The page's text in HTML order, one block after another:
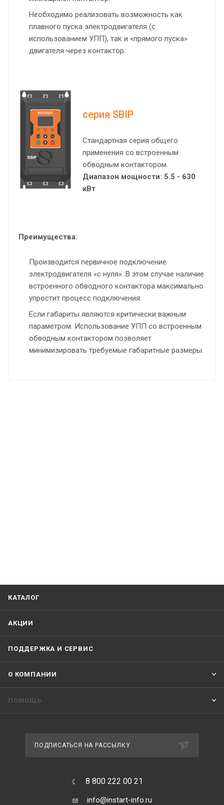
Необходимо реализовать возможность как
плавного пуска электродвигателя (с
использованием УПП), так и «прямого пуска»
двигателя через контактор.
серия SBIP
Стандартная серия общего
применения со встроенным
обводным контактором.
Диапазон мощности: 5.5 - 630
кВт
Преимущества:
Производится первичное подключение
электродвигателя «с нуля». В этом случае наличие
встроенного обводного контактора максимально
упростит процесс подключения.
Если габариты являются критически важным
параметром. Использование УПП со встроенным
обводным контактором позволяет
минимизировать требуемые габаритные размеры.
КАТАЛОГ
АКЦИИ
ПОДДЕРЖКА И СЕРВИС
О КОМПАНИИ
ПОМОЩЬ
ПОДПИСАТЬСЯ НА РАССЫЛКУ
8 800 222 00 21
info@instart-info.ru